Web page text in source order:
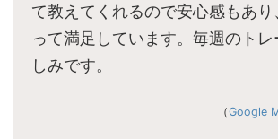
て教えてくれるので安心感もあ
って満足しています。毎週のト
しみです。
（Google